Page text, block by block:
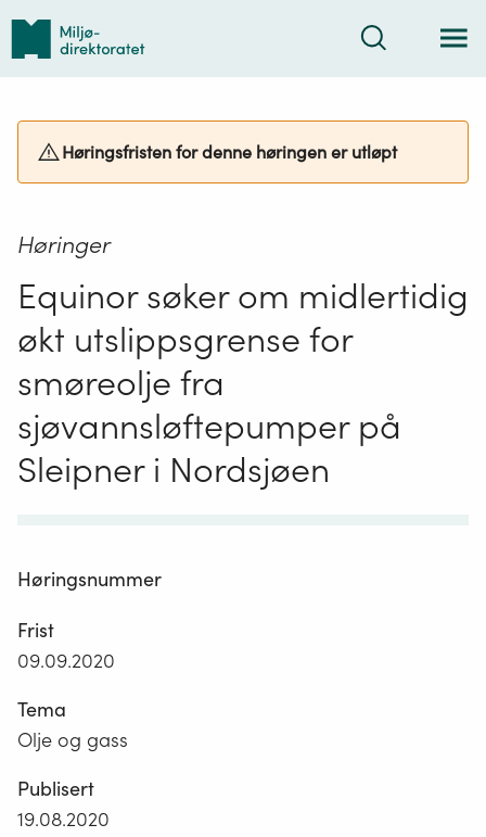
Tilbake
forsiden
Søk
Høringsfristen for denne høringen er utløpt
Høringer
Equinor søker om midlertidig
økt utslippsgrense for
smøreolje fra
sjøvannsløftepumper på
Sleipner i Nordsjøen
Høringsnummer
Frist
09.09.2020
Tema
Olje og gass
Publisert
19.08.2020